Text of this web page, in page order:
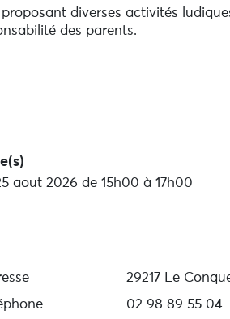
diverses activités
des parents.
aout 2026 de 15h00 à 17h00
29217 Le
02 98 89 55 04